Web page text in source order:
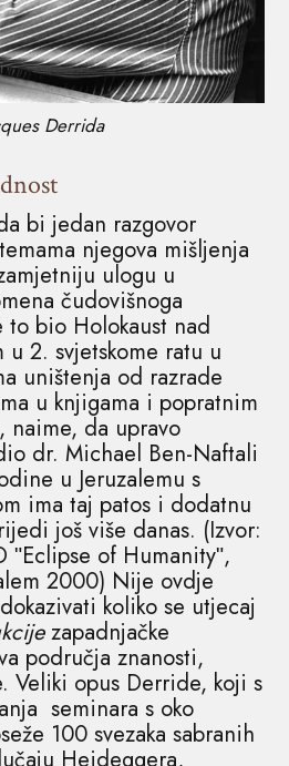
Derrida
bi jedan razgovor
njegova mišljenja
ulogu u
čudovišnoga
to bio Holokaust nad
2. svjetskome ratu u
uništenja od razrade
u knjigama i popratnim
naime, da upravo
dr. Michael Ben-Naftali
u Jeruzalemu s
ima taj patos i dodatnu
još više danas. (Izvor:
of Humanityʺ,
2000) Nije ovdje
koliko se utjecaj
zapadnjačke
područja znanosti,
Veliki opus Derride, koji s
seminara s oko
100 svezaka sabranih
Heideggera,